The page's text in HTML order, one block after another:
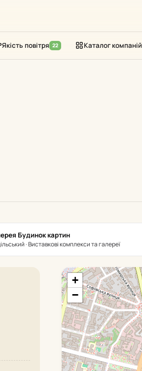
Якість повітря 22 Каталог компаній
Будинок картин
· Виставкові комплекси та галереї
+
−